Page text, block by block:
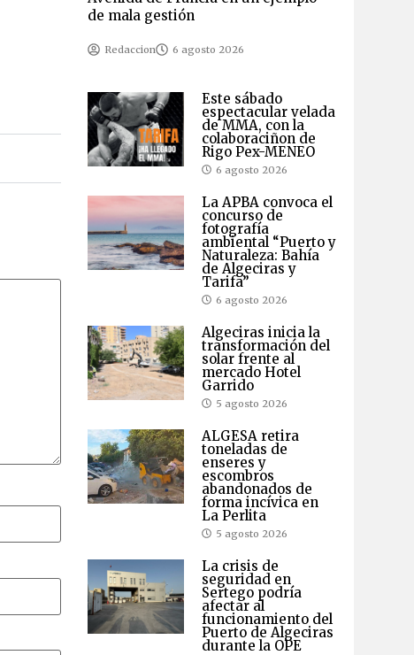
de mala gestión
Redaccion 6 agosto 2026
Este sábado
espectacular velada
de MMA, con la
colaboraciñon de
Rigo Pex-MENEO
6 agosto 2026
La APBA convoca el
concurso de
fotografía
ambiental “Puerto y
Naturaleza: Bahía
de Algeciras y
Tarifa”
6 agosto 2026
Algeciras inicia la
transformación del
solar frente al
mercado Hotel
Garrido
5 agosto 2026
ALGESA retira
toneladas de
enseres y
escombros
abandonados de
forma incívica en
La Perlita
5 agosto 2026
La crisis de
seguridad en
Sertego podría
afectar al
funcionamiento del
Puerto de Algeciras
durante la OPE